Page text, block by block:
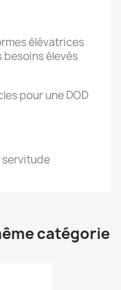
élévatrices
élevés
pour une DOD
servitude
catégorie